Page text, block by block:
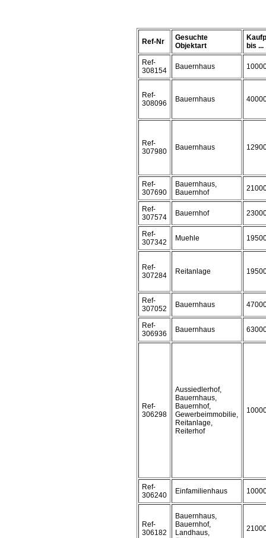
Ref-Nr
Gesuchte
Objektart
bis ...
Ref-
308154
Bauernhaus
Ref-
308096
Bauernhaus
Ref-
307980
Bauernhaus
Ref-
307690
Bauernhaus,
Bauernhof
Ref-
307574
Bauernhof
Ref-
307342
Muehle
Ref-
307284
Reitanlage
Ref-
307052
Bauernhaus
Ref-
306936
Bauernhaus
Ref-
306298
Aussiedlerhof,
Bauernhaus,
Bauernhof,
Gewerbeimmobilie,
Reitanlage,
Reiterhof
Ref-
306240
Einfamilienhaus
Ref-
306182
Bauernhaus,
Bauernhof,
Landhaus,